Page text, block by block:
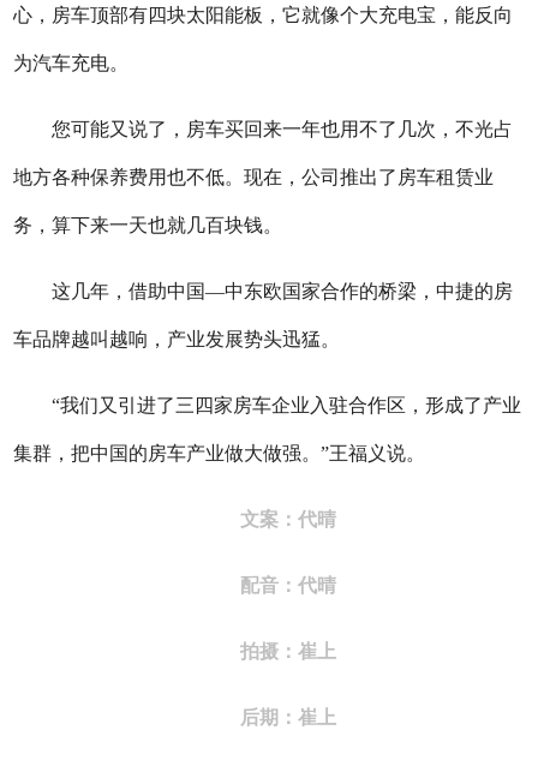
心，房车顶部有四块太阳能板，它就像个大充电宝，能反向
为汽车充电。
您可能又说了，房车买回来一年也用不了几次，不光占
地方各种保养费用也不低。现在，公司推出了房车租赁业
务，算下来一天也就几百块钱。
这几年，借助中国—中东欧国家合作的桥梁，中捷的房
车品牌越叫越响，产业发展势头迅猛。
“我们又引进了三四家房车企业入驻合作区，形成了产业
集群，把中国的房车产业做大做强。”王福义说。
文案：代晴
配音：代晴
拍摄：崔上
后期：崔上